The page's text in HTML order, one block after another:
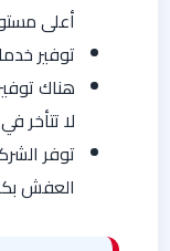
أعلى
توفير
هناك
لا تتأخر
توفر
العفش